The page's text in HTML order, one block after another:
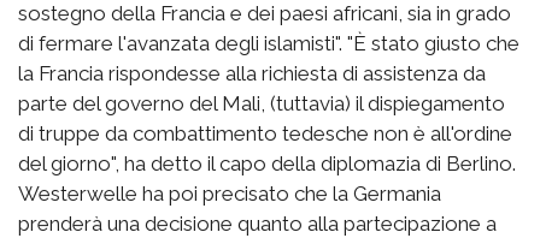
sostegno della Francia e dei paesi africani, sia in grado
di fermare l'avanzata degli islamisti". "È stato giusto che
la Francia rispondesse alla richiesta di assistenza da
parte del governo del Mali, (tuttavia) il dispiegamento
di truppe da combattimento tedesche non è all'ordine
del giorno", ha detto il capo della diplomazia di Berlino.
Westerwelle ha poi precisato che la Germania
prenderà una decisione quanto alla partecipazione a